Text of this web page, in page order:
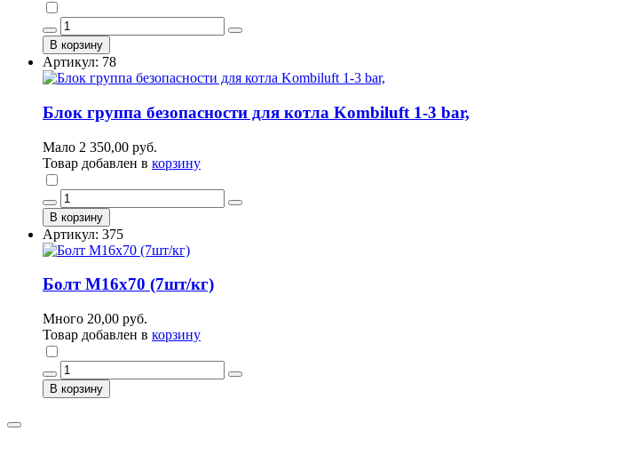
В корзину
Артикул: 78
Блок группа безопасности для котла Kombiluft 1-3 bar,
Мало 2 350,00 руб.
Товар добавлен в корзину
В корзину
Артикул: 375
Болт М16х70 (7шт/кг)
Много 20,00 руб.
Товар добавлен в корзину
В корзину